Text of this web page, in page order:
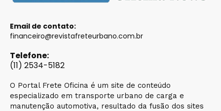
Email de contato:
financeiro@revistafreteurbano.com.br
Telefone:
(11) 2534-5182
O Portal Frete Oficina é um site de conteúdo
especializado em transporte urbano de carga e
manutenção automotiva, resultado da fusão dos sites